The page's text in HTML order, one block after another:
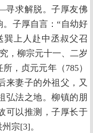
求解脱。子厚友佛
子厚自言：“自幼好
巽上人赴中丞叔父召
，柳宗元十一、二岁
，贞元元年（785）
来妻子的外祖父，又
弘法之地。柳镇的朋
可以推测，子厚长于
宗[3]。